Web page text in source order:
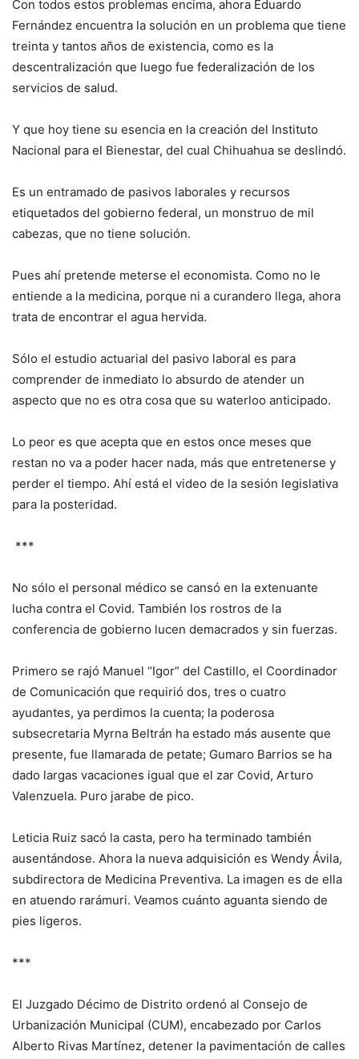
Con todos estos problemas encima, ahora Eduardo
Fernández encuentra la solución en un problema que tiene
treinta y tantos años de existencia, como es la
descentralización que luego fue federalización de los
servicios de salud.
Y que hoy tiene su esencia en la creación del Instituto
Nacional para el Bienestar, del cual Chihuahua se deslindó.
Es un entramado de pasivos laborales y recursos
etiquetados del gobierno federal, un monstruo de mil
cabezas, que no tiene solución.
Pues ahí pretende meterse el economista. Como no le
entiende a la medicina, porque ni a curandero llega, ahora
trata de encontrar el agua hervida.
Sólo el estudio actuarial del pasivo laboral es para
comprender de inmediato lo absurdo de atender un
aspecto que no es otra cosa que su waterloo anticipado.
Lo peor es que acepta que en estos once meses que
restan no va a poder hacer nada, más que entretenerse y
perder el tiempo. Ahí está el video de la sesión legislativa
para la posteridad.
***
No sólo el personal médico se cansó en la extenuante
lucha contra el Covid. También los rostros de la
conferencia de gobierno lucen demacrados y sin fuerzas.
Primero se rajó Manuel “Igor” del Castillo, el Coordinador
de Comunicación que requirió dos, tres o cuatro
ayudantes, ya perdimos la cuenta; la poderosa
subsecretaria Myrna Beltrán ha estado más ausente que
presente, fue llamarada de petate; Gumaro Barrios se ha
dado largas vacaciones igual que el zar Covid, Arturo
Valenzuela. Puro jarabe de pico.
Leticia Ruiz sacó la casta, pero ha terminado también
ausentándose. Ahora la nueva adquisición es Wendy Ávila,
subdirectora de Medicina Preventiva. La imagen es de ella
en atuendo rarámuri. Veamos cuánto aguanta siendo de
pies ligeros.
***
El Juzgado Décimo de Distrito ordenó al Consejo de
Urbanización Municipal (CUM), encabezado por Carlos
Alberto Rivas Martínez, detener la pavimentación de calles